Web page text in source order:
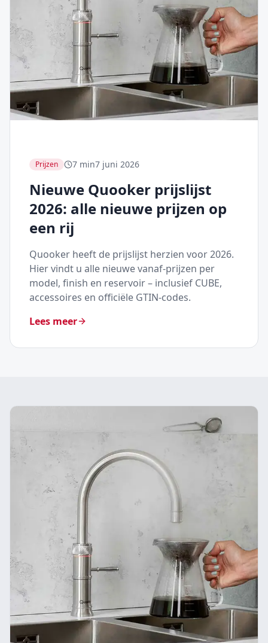
Prijzen 7 min7 juni 2026
Nieuwe Quooker prijslijst
2026: alle nieuwe prijzen op
een rij
Quooker heeft de prijslijst herzien voor 2026.
Hier vindt u alle nieuwe vanaf-prijzen per
model, finish en reservoir – inclusief CUBE,
accessoires en officiële GTIN-codes.
Lees meer